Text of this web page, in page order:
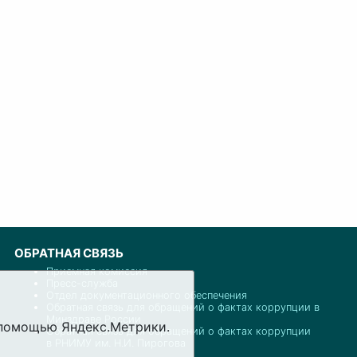
ОБРАТНАЯ СВЯЗЬ
Приемная комиссия
Отдел документационного обеспечения
Обратная связь для обращений о фактах коррупции в
Минздраве России
Обратная связь для обращений о фактах коррупции
Яндекс.Метрики.